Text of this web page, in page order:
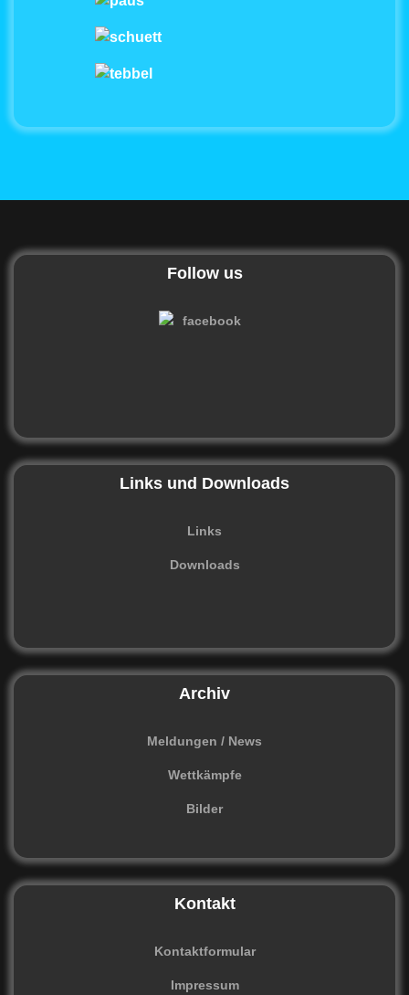
Follow us
Links und Downloads
Links
Downloads
Archiv
Meldungen / News
Wettkämpfe
Bilder
Kontakt
Kontaktformular
Impressum